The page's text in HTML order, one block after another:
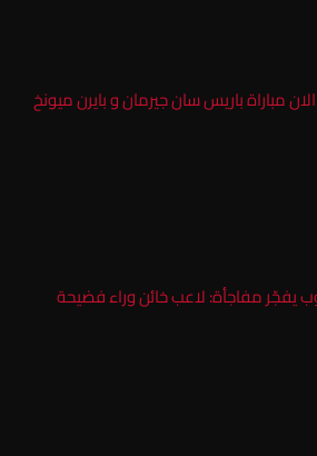
مباراة باريس سان جيرمان و بايرن ميونخ
يفجّر مفاجأة: لاعب خائن وراء فضيحة